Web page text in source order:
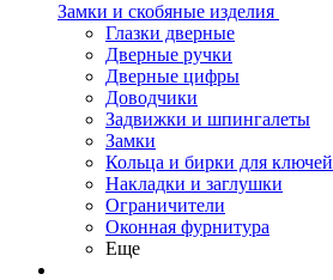
Замки и скобяные изделия
Глазки дверные
Дверные ручки
Дверные цифры
Доводчики
Задвижки и шпингалеты
Замки
Кольца и бирки для ключей
Накладки и заглушки
Ограничители
Оконная фурнитура
Еще